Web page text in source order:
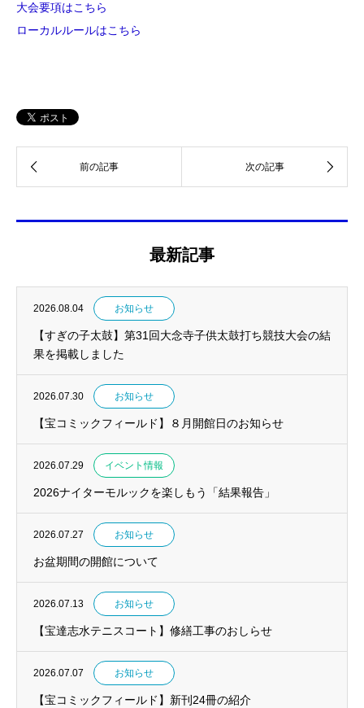
大会要項はこちら
ローカルルールはこちら
最新記事
2026.08.04 お知らせ
【すぎの子太鼓】第31回大念寺子供太鼓打ち競技大会の結
果を掲載しました
2026.07.30 お知らせ
【宝コミックフィールド】８月開館日のお知らせ
2026.07.29 イベント情報
2026ナイターモルックを楽しもう「結果報告」
2026.07.27 お知らせ
お盆期間の開館について
2026.07.13 お知らせ
【宝達志水テニスコート】修繕工事のおしらせ
2026.07.07 お知らせ
【宝コミックフィールド】新刊24冊の紹介